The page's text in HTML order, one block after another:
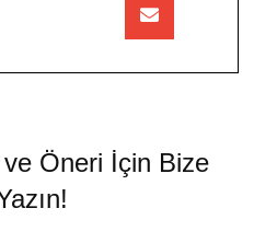
Öneri İçin Bize